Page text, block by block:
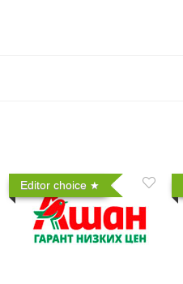
Editor choice